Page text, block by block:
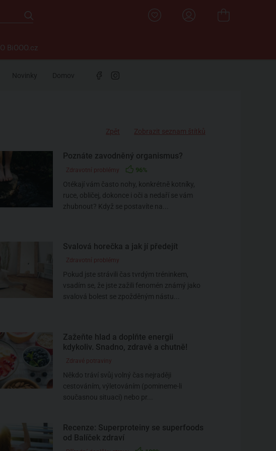
O BiOOO.cz
Novinky Domov
Zpět Zobrazit seznam štítků
Poznáte zavodněný organismus?
Zdravotní problémy 96%
Otékají vám často nohy, konkrétně kotníky,
ruce, obličej, dokonce i oči a nedaří se vám
zhubnout? Když se postavíte na...
Svalová horečka a jak jí předejít
Zdravotní problémy
Pokud jste strávili čas tvrdým tréninkem,
vsadím se, že jste zažili fenomén známý jako
svalová bolest se zpožděným nástu...
Zažeňte hlad a doplňte energii
kdykoliv. Snadno, zdravě a chutně!
Zdravé potraviny
Někdo tráví svůj volný čas nejraději
cestováním, výletováním (pomineme-li
současnou situaci) nebo pr...
Recenze: Superproteiny se superfoods
od Balíček zdraví